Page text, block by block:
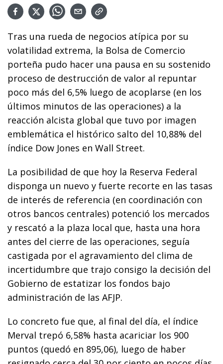
Tras una rueda de negocios atípica por su
volatilidad extrema, la Bolsa de Comercio
porteña pudo hacer una pausa en su sostenido
proceso de destrucción de valor al repuntar
poco más del 6,5% luego de acoplarse (en los
últimos minutos de las operaciones) a la
reacción alcista global que tuvo por imagen
emblemática el histórico salto del 10,88% del
índice Dow Jones en Wall Street.
La posibilidad de que hoy la Reserva Federal
disponga un nuevo y fuerte recorte en las tasas
de interés de referencia (en coordinación con
otros bancos centrales) potenció los mercados
y rescató a la plaza local que, hasta una hora
antes del cierre de las operaciones, seguía
castigada por el agravamiento del clima de
incertidumbre que trajo consigo la decisión del
Gobierno de estatizar los fondos bajo
administración de las AFJP.
Lo concreto fue que, al final del día, el índice
Merval trepó 6,58% hasta acariciar los 900
puntos (quedó en 895,06), luego de haber